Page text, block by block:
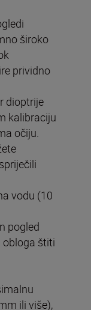
široko
prividno
dioptrije
kalibraciju
očiju.
vodu (10
pogled
obloga štiti
ili više),